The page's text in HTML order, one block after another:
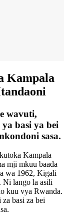
Kampala
wavuti,
basi ya bei
sasa.
Kampala
mji mkuu baada
wa 1962, Kigali
Ni lango la asili
kuu vya Rwanda.
basi za bei